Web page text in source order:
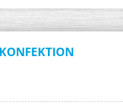
KONFEKTION